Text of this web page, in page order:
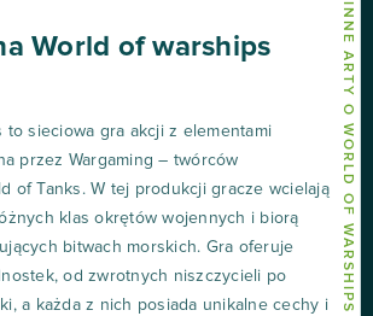
INNE ARTY O WORLD OF WARSHIPS
World of warships
to sieciowa gra akcji z elementami
przez Wargaming – twórców
of Tanks. W tej produkcji gracze wcielają
klas okrętów wojennych i biorą
bitwach morskich. Gra oferuje
od zwrotnych niszczycieli po
a każda z nich posiada unikalne cechy i